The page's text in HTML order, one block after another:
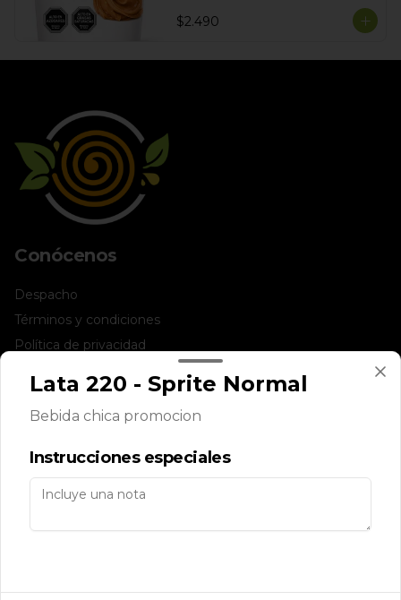
$2.490
Conócenos
Despacho
Términos y condiciones
Política de privacidad
Redes sociales
Instagram
Mi cuenta
Iniciar sesión
Lata 220 - Sprite Normal
Bebida chica promocion
Instrucciones especiales